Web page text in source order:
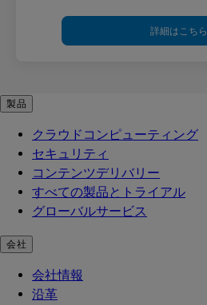
詳細はこちら
製品
クラウドコンピューティング
セキュリティ
コンテンツデリバリー
すべての製品とトライアル
グローバルサービス
会社
会社情報
沿革